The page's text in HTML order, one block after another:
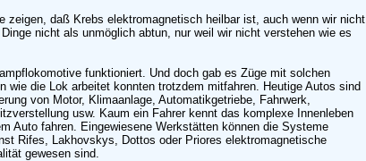
zeigen, daß Krebs elektromagnetisch heilbar ist, auch wenn wir nicht
nicht als unmöglich abtun, nur weil wir nicht verstehen wie es
funktioniert. Und doch gab es Züge mit solchen
wie die Lok arbeitet konnten trotzdem mitfahren. Heutige Autos sind
von Motor, Klimaanlage, Automatikgetriebe, Fahrwerk,
usw. Kaum ein Fahrer kennt das komplexe Innenleben
Auto fahren. Eingewiesene Werkstätten können die Systeme
Rifes, Lakhovskys, Dottos oder Priores elektromagnetische
gewesen sind.